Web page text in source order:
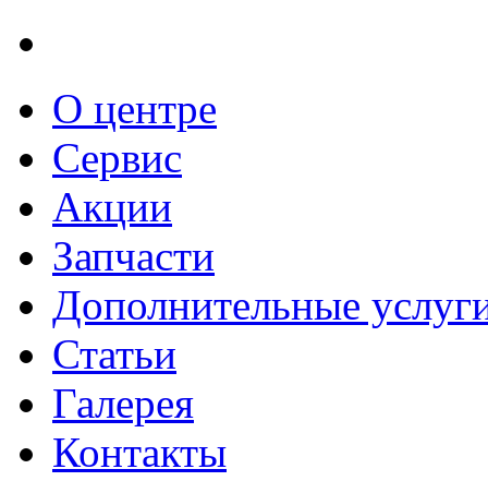
О центре
Сервис
Акции
Запчасти
Дополнительные
Статьи
Галерея
Контакты